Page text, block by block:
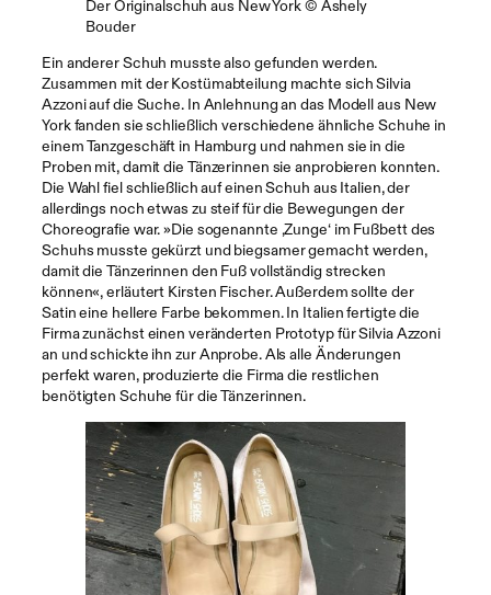
Der Originalschuh aus New York © Ashely
Bouder
Ein anderer Schuh musste also gefunden werden.
Zusammen mit der Kostümabteilung machte sich Silvia
Azzoni auf die Suche. In Anlehnung an das Modell aus New
York fanden sie schließlich verschiedene ähnliche Schuhe in
einem Tanzgeschäft in Hamburg und nahmen sie in die
Proben mit, damit die Tänzerinnen sie anprobieren konnten.
Die Wahl fiel schließlich auf einen Schuh aus Italien, der
allerdings noch etwas zu steif für die Bewegungen der
Choreografie war. »Die sogenannte ‚Zunge‘ im Fußbett des
Schuhs musste gekürzt und biegsamer gemacht werden,
damit die Tänzerinnen den Fuß vollständig strecken
können«, erläutert Kirsten Fischer. Außerdem sollte der
Satin eine hellere Farbe bekommen. In Italien fertigte die
Firma zunächst einen veränderten Prototyp für Silvia Azzoni
an und schickte ihn zur Anprobe. Als alle Änderungen
perfekt waren, produzierte die Firma die restlichen
benötigten Schuhe für die Tänzerinnen.